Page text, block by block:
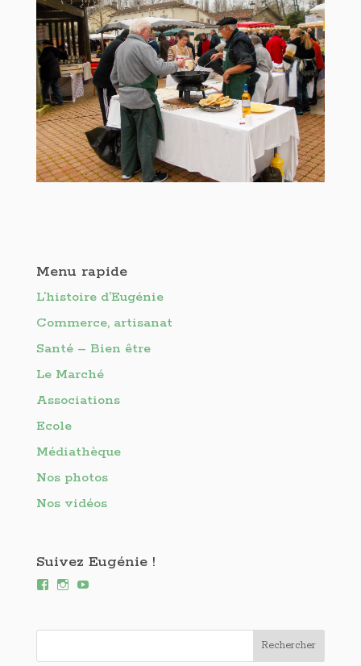
Menu rapide
L’histoire d’Eugénie
Commerce, artisanat
Santé – Bien être
Le Marché
Associations
Ecole
Médiathèque
Nos photos
Nos vidéos
Suivez Eugénie !
Voir
Eugénie-
Bains-
Voir
eugenielesbains
Instagram
Voir
UCKbD8Inl1m35LwRBR8ELLbw
YouTube